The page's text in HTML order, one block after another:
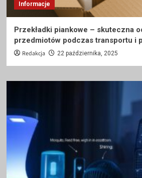
Informacje
Przekładki piankowe – skuteczna
przedmiotów podczas transportu i
Redakcja 22 października, 2025